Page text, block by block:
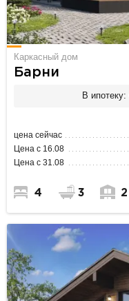
Каркасный дом
Барни
В ипотеку:
цена сейчас
Цена с 16.08
Цена с 31.08
4 3 2